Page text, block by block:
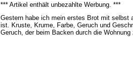
*** Artikel enthält unbezahlte Werbung. ***
Gestern habe ich mein erstes Brot mit selbst
ist. Kruste, Krume, Farbe, Geruch und
Geruch, der beim Backen durch die